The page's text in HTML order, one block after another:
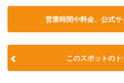
営業時間や料金、公式
このスポットの